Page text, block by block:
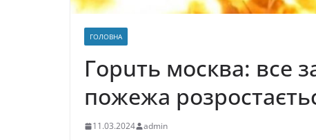
ГОЛОВНА
Гopuть мocквa: вce
пoжeжa
11.03.2024 admin